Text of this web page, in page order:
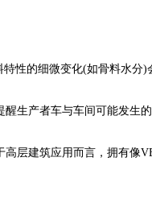
性的细微变化(如骨料水分)
产者车与车间可能发生的
层建筑应用而言，拥有像